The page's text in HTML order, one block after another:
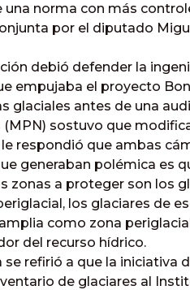
norma con más
por el diputado
debió defender la
empujaba el proyecto
glaciales antes de una
sostuvo que
respondió que ambas
generaban polémica es
zonas a proteger son los
los glaciares de
como zona
del recurso hídrico.
refirió a que la iniciativa
de glaciares al